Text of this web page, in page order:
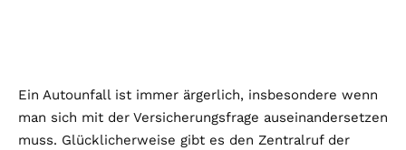
Ein Autounfall ist immer ärgerlich, insbesondere wenn
man sich mit der Versicherungsfrage auseinandersetzen
muss. Glücklicherweise gibt es den Zentralruf der